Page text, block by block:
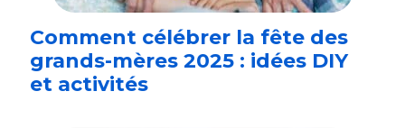
Comment célébrer la fête des
grands-mères 2025 : idées DIY
et activités